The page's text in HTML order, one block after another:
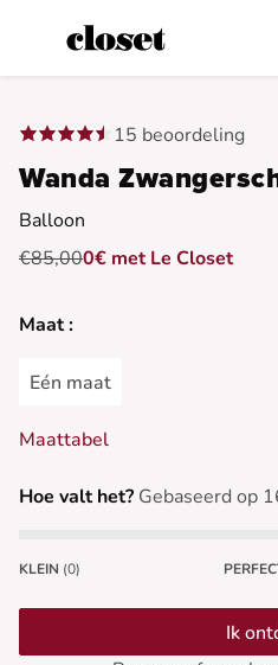
15 beoordeling
Wanda
Balloon
€85,000€ met Le Closet
Maat :
Eén maat
Maattabel
Hoe valt het? Gebaseerd op
KLEIN (0)
Ik